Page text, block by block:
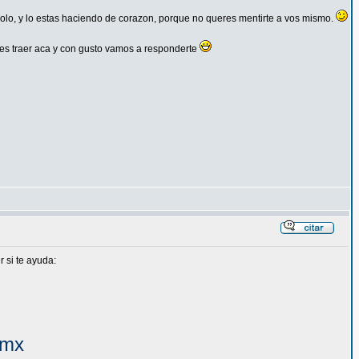
y lo estas haciendo de corazon, porque no queres mentirte a vos mismo.
traer aca y con gusto vamos a responderte
si te ayuda: